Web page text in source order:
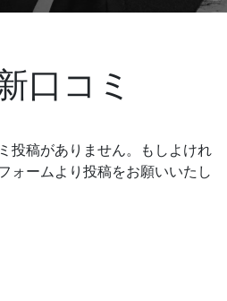
口コミ
投稿がありません。もしよけれ
ォームより投稿をお願いいたし